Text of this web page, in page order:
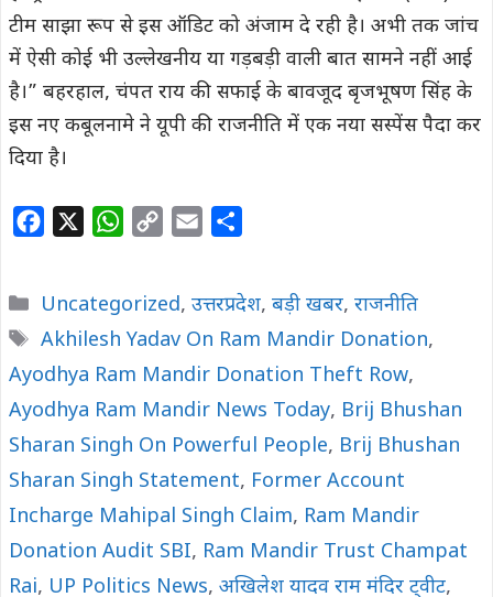
टीम साझा रूप से इस ऑडिट को अंजाम दे रही है। अभी तक जांच
में ऐसी कोई भी उल्लेखनीय या गड़बड़ी वाली बात सामने नहीं आई
है।” बहरहाल, चंपत राय की सफाई के बावजूद बृजभूषण सिंह के
इस नए कबूलनामे ने यूपी की राजनीति में एक नया सस्पेंस पैदा कर
दिया है।
e
b
o
o
k
W
t
s
A
p
p
y
L
i
n
k
i
l
r
e
Categories
Uncategorized, उत्तरप्रदेश, बड़ी खबर, राजनीति
Tags
Akhilesh Yadav On Ram Mandir Donation,
Ayodhya Ram Mandir Donation Theft Row,
Ayodhya Ram Mandir News Today, Brij Bhushan
Sharan Singh On Powerful People, Brij Bhushan
Sharan Singh Statement, Former Account
Incharge Mahipal Singh Claim, Ram Mandir
Donation Audit SBI, Ram Mandir Trust Champat
Rai, UP Politics News, अखिलेश यादव राम मंदिर ट्वीट,